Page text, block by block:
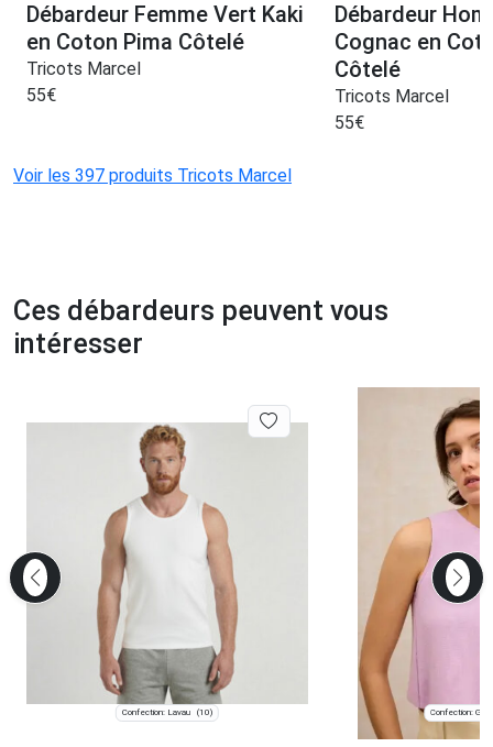
Débardeur Femme Vert Kaki
en Coton Pima Côtelé
Tricots Marcel
55€
Débardeur
Cognac en
Côtelé
Tricots Marcel
55€
Voir les 397 produits Tricots Marcel
Ces débardeurs peuvent vous
intéresser
Confection: Lavau (10) Confection: